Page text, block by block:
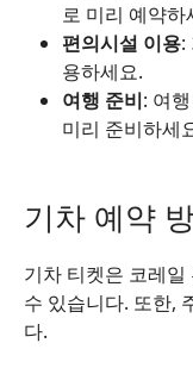
로 미리 예약하
편의시설 이용:
용하세요.
여행 준비: 여
미리 준비하세
기차 예약
기차 티켓은 코레
수 있습니다. 또한,
다.